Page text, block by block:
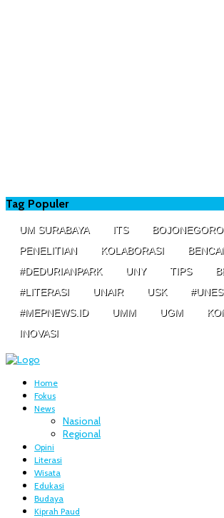
Tag Populer
UM SURABAYA ITS BOJONEGORO
PENELITIAN
KOLABORASI
#DEDURIANPARK
UNY TIPS
#LITERASI
UNAIR USK
#MEPNEWS.ID
UMM UGM
INOVASI
Home
Fokus
News
Nasional
Regional
Opini
Literasi
Wisata
Edukasi
Budaya
Kiprah Paud